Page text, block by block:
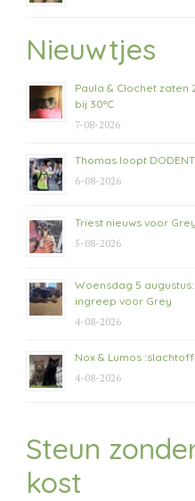
Nieuwtjes
Paula & Clochet
bij 30°C
7-08-2026
Thomas loopt
6-08-2026
Triest nieuws voor Grey
5-08-2026
Woensdag 5
ingreep voor Grey
4-08-2026
Nox & Lumos
4-08-2026
Steun
kost